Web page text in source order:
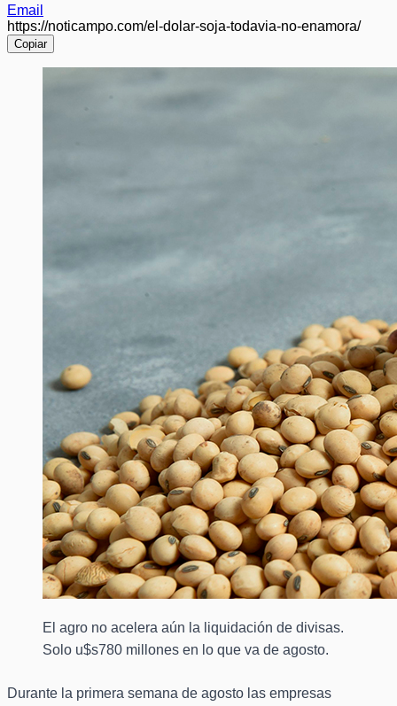
Email
https://noticampo.com/el-dolar-soja-todavia-no-enamora/
Copiar
El agro no acelera aún la liquidación de divisas.
Solo u$s780 millones en lo que va de agosto.
Durante la primera semana de agosto las empresas